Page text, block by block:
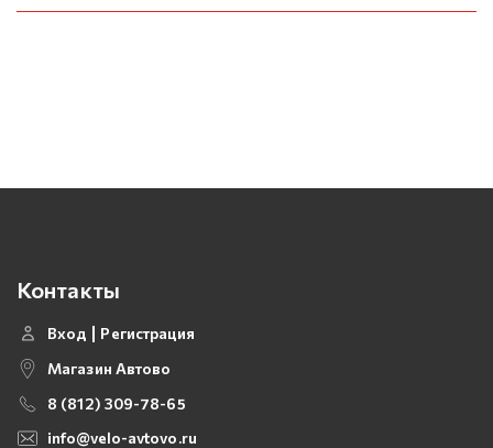
Контакты
Вход
Регистрация
Магазин Автово
8 (812) 309-78-65
info@velo-avtovo.ru